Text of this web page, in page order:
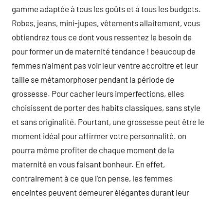
gamme adaptée à tous les goûts et à tous les budgets.
Robes, jeans, mini-jupes, vêtements allaitement, vous
obtiendrez tous ce dont vous ressentez le besoin de
pour former un de maternité tendance ! beaucoup de
femmes n’aiment pas voir leur ventre accroitre et leur
taille se métamorphoser pendant la période de
grossesse. Pour cacher leurs imperfections, elles
choisissent de porter des habits classiques, sans style
et sans originalité. Pourtant, une grossesse peut être le
moment idéal pour affirmer votre personnalité. on
pourra même profiter de chaque moment de la
maternité en vous faisant bonheur. En effet,
contrairement à ce que l’on pense, les femmes
enceintes peuvent demeurer élégantes durant leur